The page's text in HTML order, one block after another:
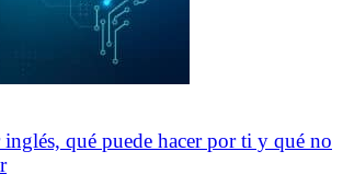
qué puede hacer por ti y qué no